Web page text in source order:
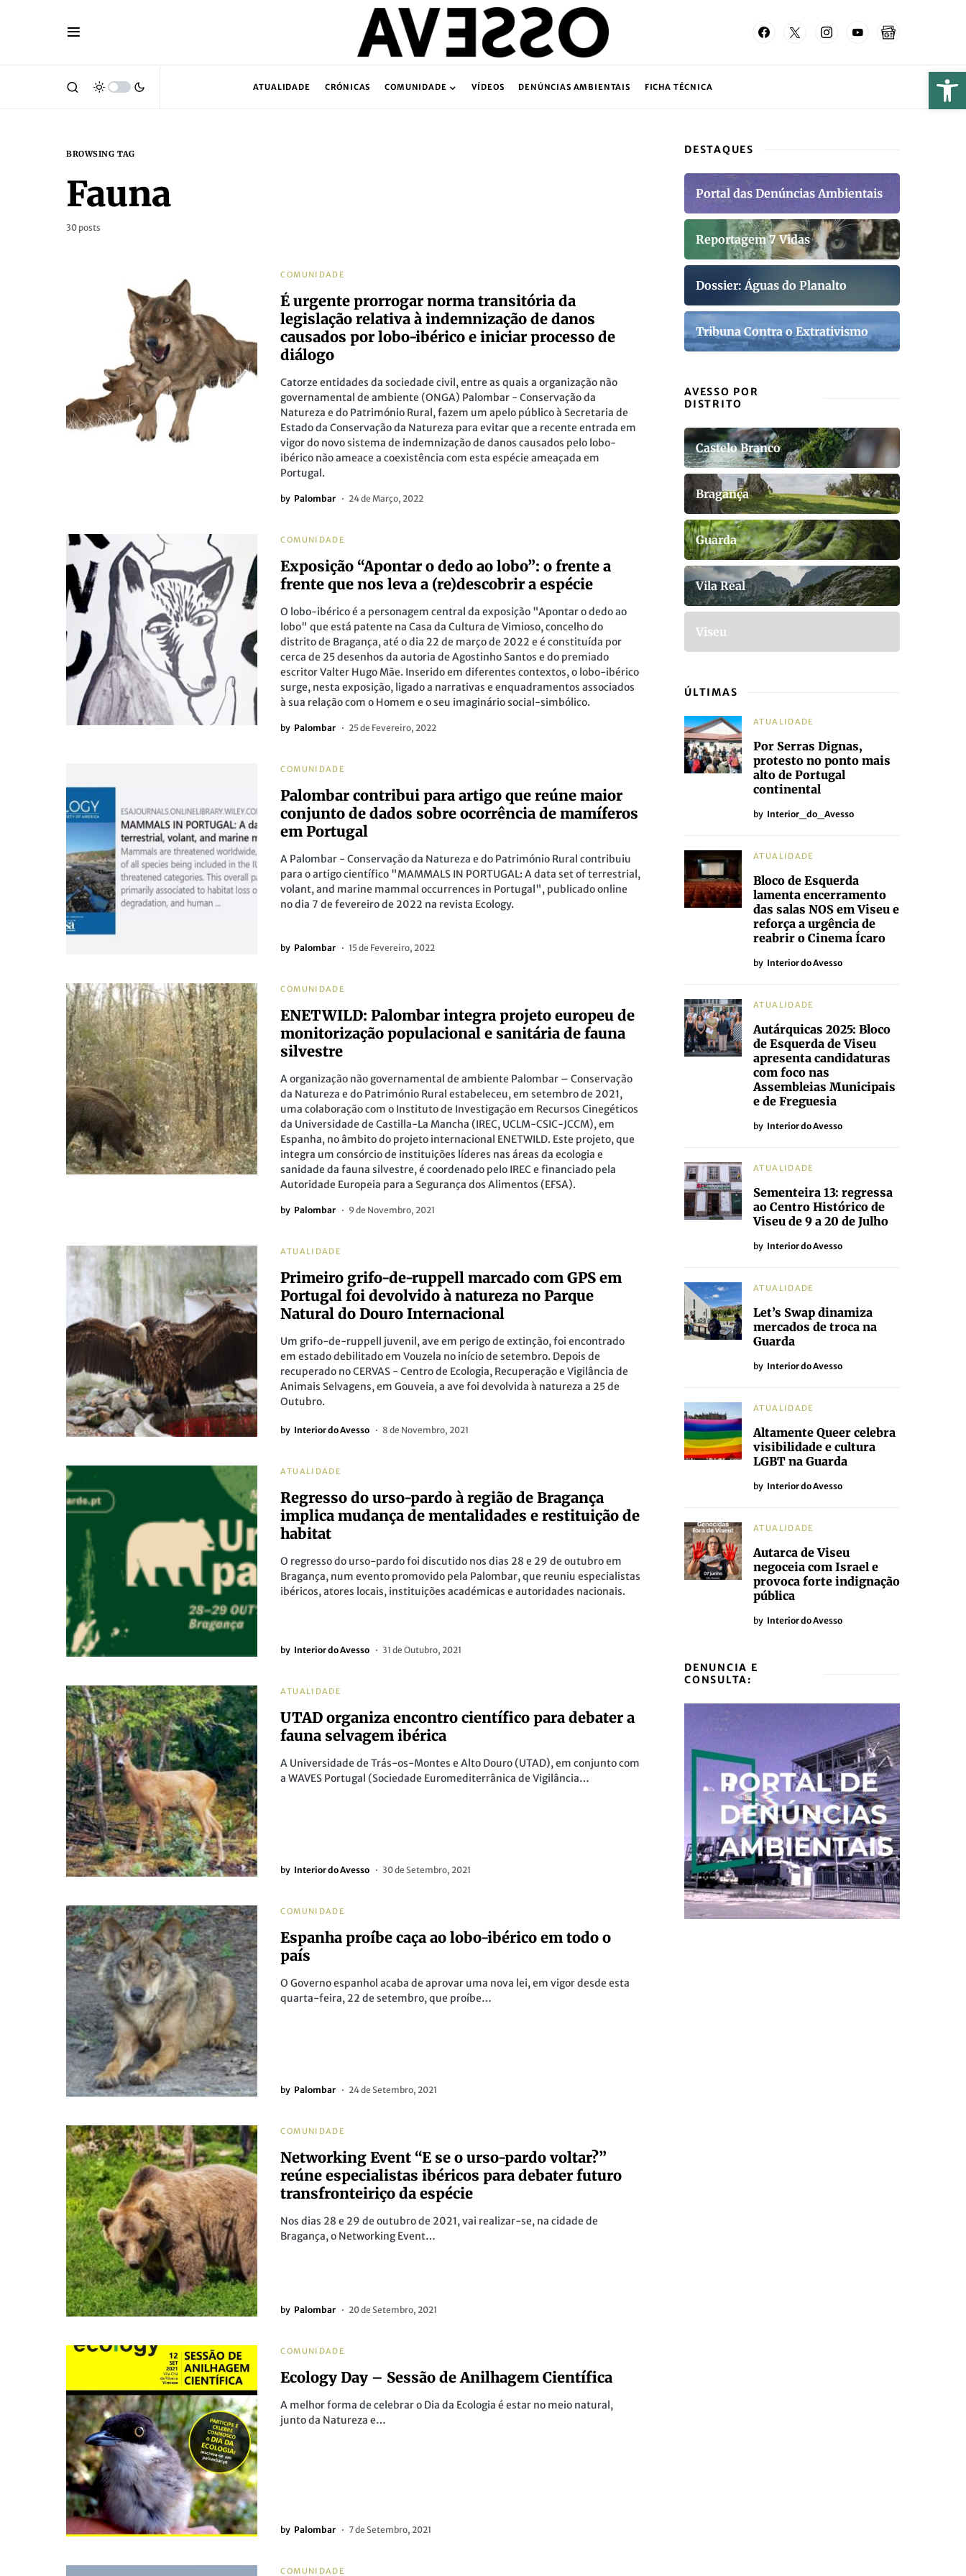
ATUALIDADE CRÓNICAS COMUNIDADE VÍDEOS DENÚNCIAS AMBIENTAIS FICHA TÉCNICA
BROWSING TAG
Fauna
30 posts
COMUNIDADE
É urgente prorrogar norma transitória da
legislação relativa à indemnização de danos
causados por lobo-ibérico e iniciar processo de
diálogo
Catorze entidades da sociedade civil, entre as quais a organização não
governamental de ambiente (ONGA) Palombar - Conservação da
Natureza e do Património Rural, fazem um apelo público à Secretaria de
Estado da Conservação da Natureza para evitar que a recente entrada em
vigor do novo sistema de indemnização de danos causados pelo lobo-
ibérico não ameace a coexistência com esta espécie ameaçada em
Portugal.
by Palombar 24 de Março, 2022
COMUNIDADE
Exposição “Apontar o dedo ao lobo”: o frente a
frente que nos leva a (re)descobrir a espécie
O lobo-ibérico é a personagem central da exposição "Apontar o dedo ao
lobo" que está patente na Casa da Cultura de Vimioso, concelho do
distrito de Bragança, até o dia 22 de março de 2022 e é constituída por
cerca de 25 desenhos da autoria de Agostinho Santos e do premiado
escritor Valter Hugo Mãe. Inserido em diferentes contextos, o lobo-ibérico
surge, nesta exposição, ligado a narrativas e enquadramentos associados
à sua relação com o Homem e o seu imaginário social-simbólico.
by Palombar 25 de Fevereiro, 2022
COMUNIDADE
Palombar contribui para artigo que reúne maior
conjunto de dados sobre ocorrência de mamíferos
em Portugal
A Palombar - Conservação da Natureza e do Património Rural contribuiu
para o artigo científico "MAMMALS IN PORTUGAL: A data set of terrestrial,
volant, and marine mammal occurrences in Portugal", publicado online
no dia 7 de fevereiro de 2022 na revista Ecology.
by Palombar 15 de Fevereiro, 2022
COMUNIDADE
ENETWILD: Palombar integra projeto europeu de
monitorização populacional e sanitária de fauna
silvestre
A organização não governamental de ambiente Palombar – Conservação
da Natureza e do Património Rural estabeleceu, em setembro de 2021,
uma colaboração com o Instituto de Investigação em Recursos Cinegéticos
da Universidade de Castilla-La Mancha (IREC, UCLM-CSIC-JCCM), em
Espanha, no âmbito do projeto internacional ENETWILD. Este projeto, que
integra um consórcio de instituições líderes nas áreas da ecologia e
sanidade da fauna silvestre, é coordenado pelo IREC e financiado pela
Autoridade Europeia para a Segurança dos Alimentos (EFSA).
by Palombar 9 de Novembro, 2021
ATUALIDADE
Primeiro grifo-de-ruppell marcado com GPS em
Portugal foi devolvido à natureza no Parque
Natural do Douro Internacional
Um grifo-de-ruppell juvenil, ave em perigo de extinção, foi encontrado
em estado debilitado em Vouzela no início de setembro. Depois de
recuperado no CERVAS - Centro de Ecologia, Recuperação e Vigilância de
Animais Selvagens, em Gouveia, a ave foi devolvida à natureza a 25 de
Outubro.
by Interior do Avesso 8 de Novembro, 2021
ATUALIDADE
Regresso do urso-pardo à região de Bragança
implica mudança de mentalidades e restituição de
habitat
O regresso do urso-pardo foi discutido nos dias 28 e 29 de outubro em
Bragança, num evento promovido pela Palombar, que reuniu especialistas
ibéricos, atores locais, instituições académicas e autoridades nacionais.
by Interior do Avesso 31 de Outubro, 2021
ATUALIDADE
UTAD organiza encontro científico para debater a
fauna selvagem ibérica
A Universidade de Trás-os-Montes e Alto Douro (UTAD), em conjunto com
a WAVES Portugal (Sociedade Euromediterrânica de Vigilância…
by Interior do Avesso 30 de Setembro, 2021
COMUNIDADE
Espanha proíbe caça ao lobo-ibérico em todo o
país
O Governo espanhol acaba de aprovar uma nova lei, em vigor desde esta
quarta-feira, 22 de setembro, que proíbe…
by Palombar 24 de Setembro, 2021
COMUNIDADE
Networking Event “E se o urso-pardo voltar?”
reúne especialistas ibéricos para debater futuro
transfronteiriço da espécie
Nos dias 28 e 29 de outubro de 2021, vai realizar-se, na cidade de
Bragança, o Networking Event…
by Palombar 20 de Setembro, 2021
COMUNIDADE
Ecology Day – Sessão de Anilhagem Científica
A melhor forma de celebrar o Dia da Ecologia é estar no meio natural,
junto da Natureza e…
by Palombar 7 de Setembro, 2021
COMUNIDADE
DESTAQUES
Portal das Denúncias Ambientais
Reportagem 7 Vidas
Dossier: Águas do Planalto
Tribuna Contra o Extrativismo
AVESSO POR
DISTRITO
Castelo Branco
Bragança
Guarda
Vila Real
Viseu
ÚLTIMAS
ATUALIDADE
Por Serras Dignas,
protesto no ponto mais
alto de Portugal
continental
by Interior_do_Avesso
ATUALIDADE
Bloco de Esquerda
lamenta encerramento
das salas NOS em Viseu e
reforça a urgência de
reabrir o Cinema Ícaro
by Interior do Avesso
ATUALIDADE
Autárquicas 2025: Bloco
de Esquerda de Viseu
apresenta candidaturas
com foco nas
Assembleias Municipais
e de Freguesia
by Interior do Avesso
ATUALIDADE
Sementeira 13: regressa
ao Centro Histórico de
Viseu de 9 a 20 de Julho
by Interior do Avesso
ATUALIDADE
Let’s Swap dinamiza
mercados de troca na
Guarda
by Interior do Avesso
ATUALIDADE
Altamente Queer celebra
visibilidade e cultura
LGBT na Guarda
by Interior do Avesso
ATUALIDADE
Autarca de Viseu
negoceia com Israel e
provoca forte indignação
pública
by Interior do Avesso
DENUNCIA E
CONSULTA: